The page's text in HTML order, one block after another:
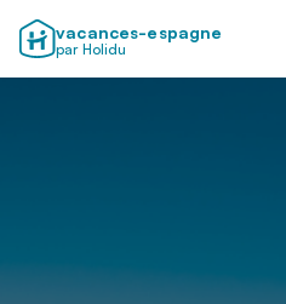
vacances-espagne
par Holidu